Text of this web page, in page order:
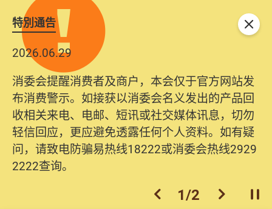
特別通告
2026.06.29
消委会提醒消费者及商户，本会仅于官方网站发
布消费警示。如接获以消委会名义发出的产品回
收相关来电、电邮、短讯或社交媒体讯息，切勿
轻信回应，更应避免透露任何个人资料。如有疑
问，请致电防骗易热线18222或消委会热线2929
2222查询。
上一个
1/2 下一个开
关闭